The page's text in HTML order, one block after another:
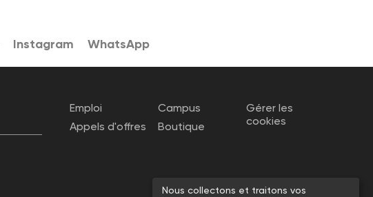
Instagram WhatsApp
Emploi
Appels d'offres
Campus
Boutique
Gérer les
cookies
Nous collectons et traitons vos